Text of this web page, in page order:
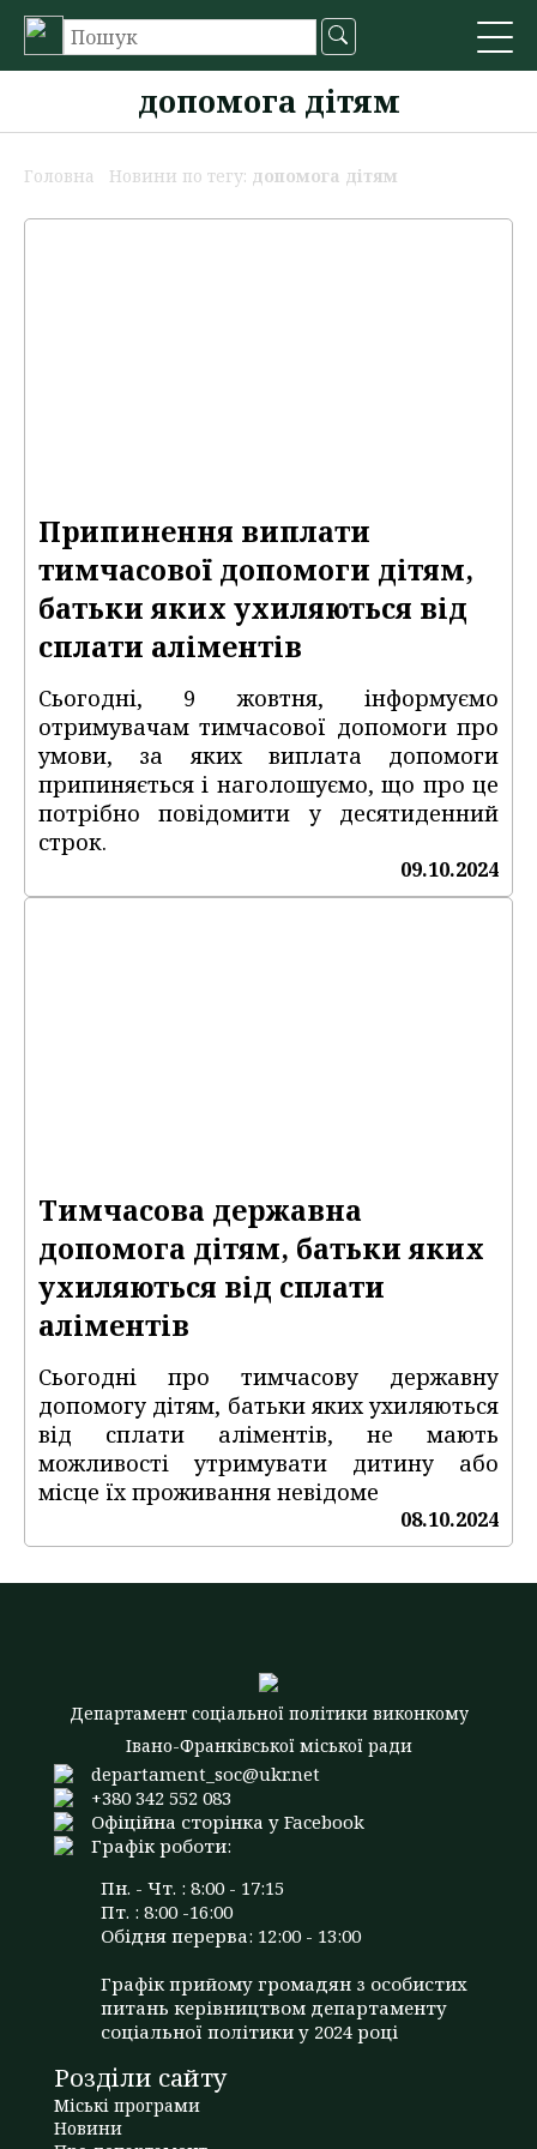
допомога дітям
Головна Новини по тегу: допомога дітям
Припинення виплати
тимчасової допомоги дітям,
батьки яких ухиляються від
сплати аліментів
Сьогодні, 9 жовтня, інформуємо
отримувачам тимчасової допомоги про
умови, за яких виплата допомоги
припиняється і наголошуємо, що про це
потрібно повідомити у десятиденний
строк.
09.10.2024
Тимчасова державна
допомога дітям, батьки яких
ухиляються від сплати
аліментів
Сьогодні про тимчасову державну
допомогу дітям, батьки яких ухиляються
від сплати аліментів, не мають
можливості утримувати дитину або
місце їх проживання невідоме
08.10.2024
Департамент соціальної політики виконкому
Івано-Франківської міської ради
departament_soc@ukr.net
+380 342 552 083
Офіційна сторінка у Facebook
Графік роботи:
Пн. - Чт. : 8:00 - 17:15
Пт. : 8:00 -16:00
Обідня перерва: 12:00 - 13:00
Графік прийому громадян з особистих
питань керівництвом департаменту
соціальної політики у 2024 році
Розділи сайту
Міські програми
Новини